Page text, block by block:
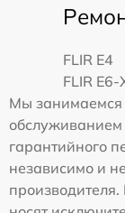
FLIR E4
FLIR E6-
Мы занимаемся
обслуживанием
гарантийного
независимо и